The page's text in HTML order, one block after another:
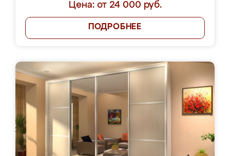
Цена: от 24 000 руб.
ПОДРОБНЕЕ